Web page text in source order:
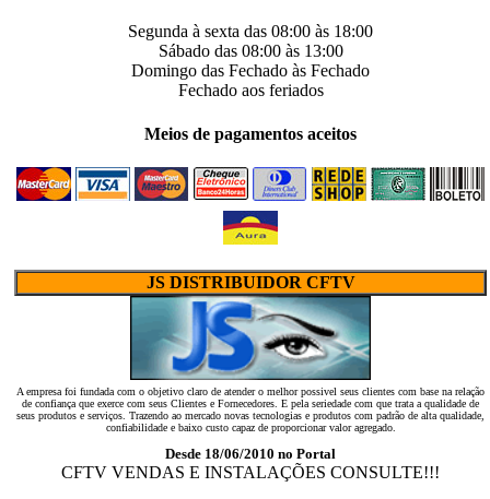
Segunda à sexta das 08:00 às 18:00
Sábado das 08:00às 13:00
Domingo das Fechado às Fechado
Fechadoaos feriados
Meios de pagamentos aceitos
JS DISTRIBUIDOR CFTV
A empresa foi fundada com o objetivo claro de atender o melhor possivel seus clientes com base na relação
de confiança que exerce com seus Clientes e Fornecedores. E pela seriedade com que trata a qualidade de
seus produtos e serviços. Trazendo ao mercado novas tecnologias e produtos com padrão de alta qualidade,
confiabilidade e baixo custo capaz de proporcionar valor agregado.
Desde 18/06/2010 no Portal
CFTV VENDAS E INSTALAÇÕES CONSULTE!!!